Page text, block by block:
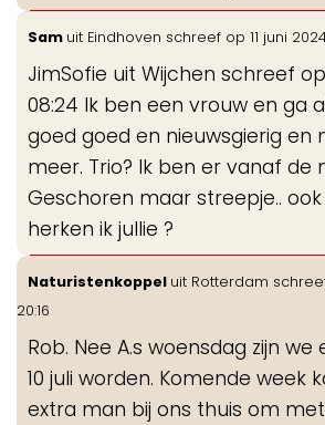
Sam uit Eindhoven schreef op 11 juni
JimSofie uit Wijchen schreef
08:24 Ik ben een vrouw en ga
goed goed en nieuwsgierig en
meer. Trio? Ik ben er vanaf de
Geschoren maar streepje.. ook
herken ik jullie ?
Naturistenkoppel uit Rotterdam
20:16
Rob. Nee A.s woensdag zijn
10 juli worden. Komende week
extra man bij ons thuis om